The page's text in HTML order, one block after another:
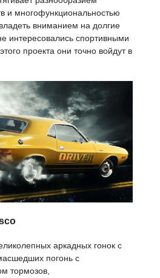
и многофункциональностью
вниманием на долгие
интересовались спортивными
проекта они точно войдут в
аркадных гонок с
погонь с
тормозов,